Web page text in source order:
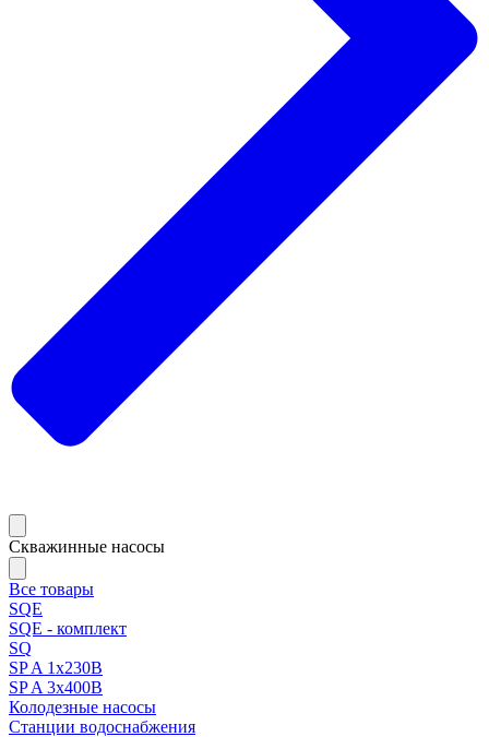
Скважинные насосы
Все товары
SQE
SQE - комплект
SQ
SP A 1x230В
SP A 3x400В
Колодезные насосы
Станции водоснабжения